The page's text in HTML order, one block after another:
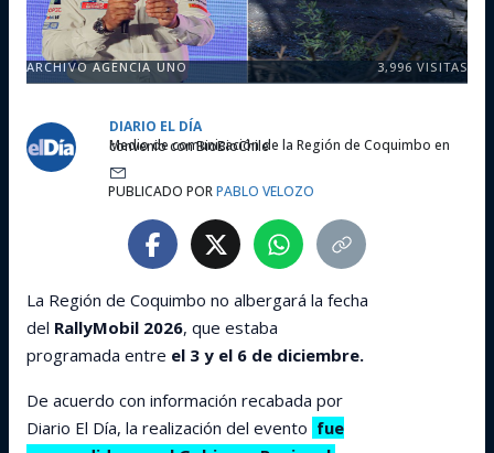
ARCHIVO AGENCIA UNO 3,996 VISITAS
DIARIO EL DÍA
Medio de comunicación de la Región de Coquimbo en convenio con BioBioChile
PUBLICADO PORPABLO VELOZO
La Región de Coquimbo no albergará la fecha
del RallyMobil 2026, que estaba
programada entre el 3 y el 6 de diciembre.
De acuerdo con información recabada por
Diario El Día, la realización del evento fue